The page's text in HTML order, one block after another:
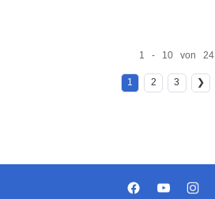
1 - 10 von 24
1 2 3 ❯